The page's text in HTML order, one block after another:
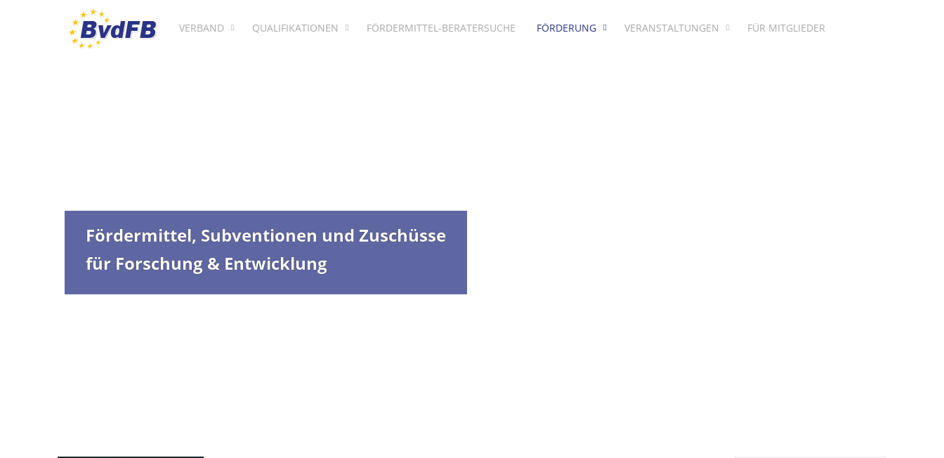
VERBAND QUALIFIKATIONEN FÖRDERMITTEL-BERATERSUCHE FÖRDERUNG VERANSTALTUNGEN FÜR MITGLIEDER
Fördermittel, Subventionen und Zuschüsse
für Forschung & Entwicklung